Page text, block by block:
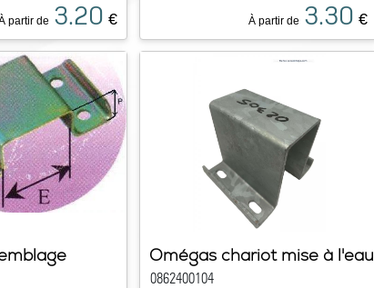
partir de 3.20 € À partir de 3.30 €
Omégas chariot mise à l'eau
0862400104